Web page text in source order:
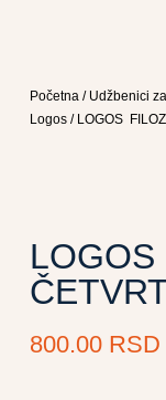
Početna/ Udžbenici
Logos/ LOGOS
800.00 RSD